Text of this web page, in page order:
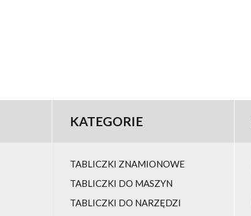
KATEGORIE
TABLICZKI ZNAMIONOWE
TABLICZKI DO MASZYN
TABLICZKI DO NARZĘDZI